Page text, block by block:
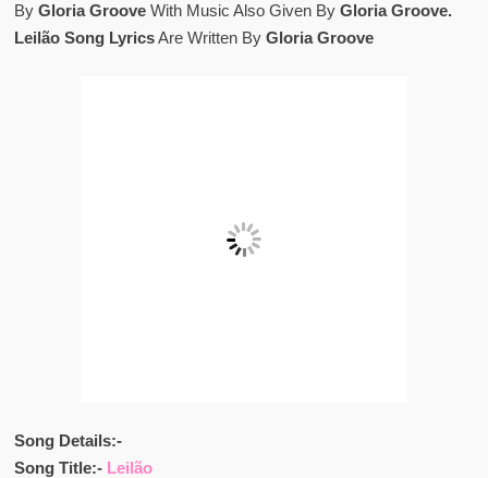
By Gloria GrooveWith Music Also Given By Gloria Groove.
Leilão Song LyricsAre Written By Gloria Groove
Song Details:-
Song Title:- Leilão